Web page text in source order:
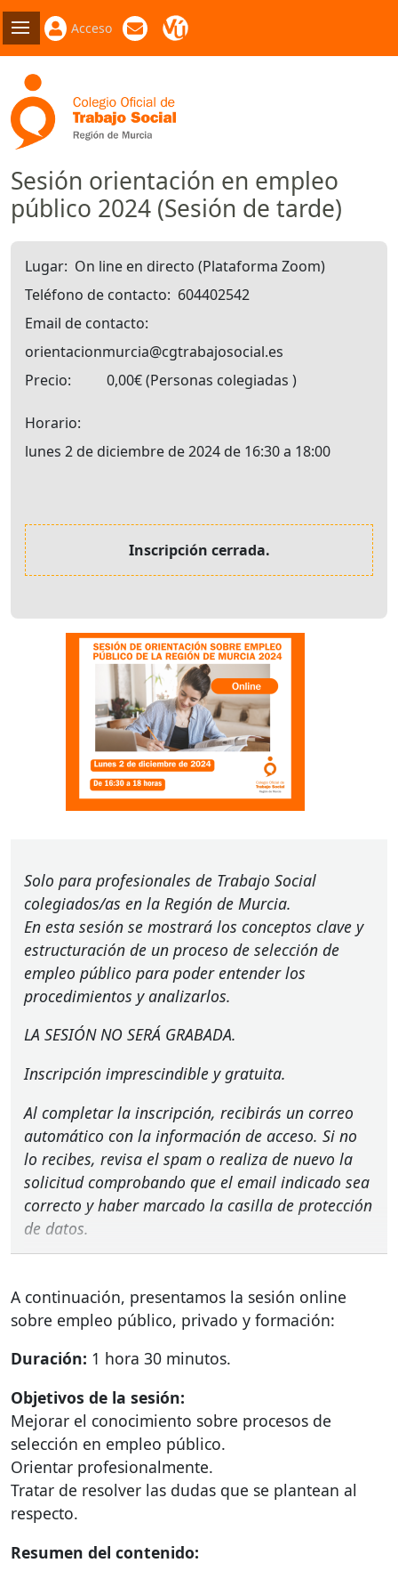
Acceso
Sesión orientación en empleo
público 2024 (Sesión de tarde)
Lugar On line en directo (Plataforma Zoom)
Teléfono de contacto
604402542
Email de contacto
orientacionmurcia@cgtrabajosocial.es
Precio
0,00€ Personas colegiadas
Horario
lunes 2 de diciembre de 2024 de 16:30 a 18:00
Inscripción cerrada.
Solo para profesionales de Trabajo Social
colegiados/as en la Región de Murcia.
En esta sesión se mostrará los conceptos clave y
estructuración de un proceso de selección de
empleo público para poder entender los
procedimientos y analizarlos.
LA SESIÓNNO SERÁ GRABADA.
Inscripción imprescindible y gratuita.
Al completar la inscripción, recibirás un correo
automático con la información de acceso. Si no
lo recibes, revisa el spam o realiza de nuevo la
solicitud comprobando que el email indicado sea
correcto y haber marcado la casilla de protección
de datos.
A continuación, presentamos la sesión online
sobre empleo público, privado y formación:
Duración: 1 hora 30 minutos.
Objetivos de la sesión:
Mejorar el conocimiento sobre procesos de
selección en empleo público.
Orientar profesionalmente.
Tratar de resolver las dudas que se plantean al
respecto.
Resumen del contenido: